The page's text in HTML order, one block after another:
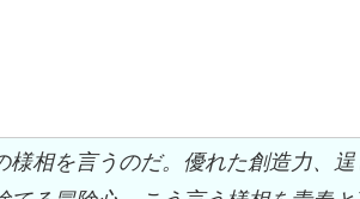
相を言うのだ。優れた創造力、